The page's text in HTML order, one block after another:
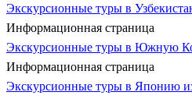
Экскурсионные туры в
Информационная страница
Экскурсионные туры в Южную
Информационная страница
Экскурсионные туры в Японию